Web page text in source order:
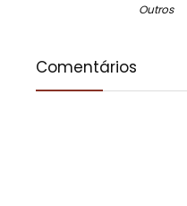
Outros
Comentários